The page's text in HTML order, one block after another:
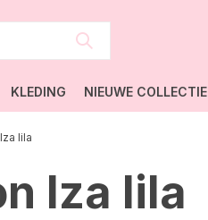
KLEDING NIEUWE COLLECTIE
lila
Iza lila